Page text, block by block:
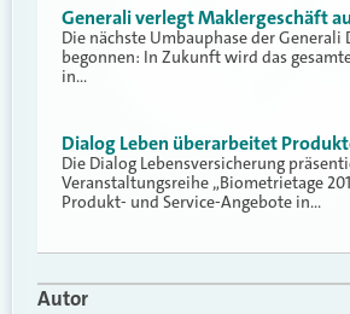
Generali verlegt Maklergeschäft
Die nächste Umbauphase der Generali
begonnen: In Zukunft wird das
in…
Dialog Leben überarbeitet
Die Dialog Lebensversicherung
Veranstaltungsreihe „Biometrietage
Produkt- und Service-Angebote in…
Autor